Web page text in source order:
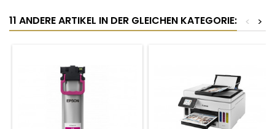
11 ANDERE ARTIKEL IN DER GLEICHEN KATEGORIE: >
<